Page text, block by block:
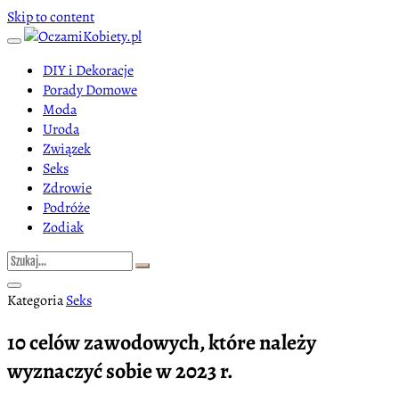
Skip to content
DIY i Dekoracje
Porady Domowe
Moda
Uroda
Związek
Seks
Zdrowie
Podróże
Zodiak
KategoriaSeks
10 celów zawodowych, które należy
wyznaczyć sobie w 2023 r.